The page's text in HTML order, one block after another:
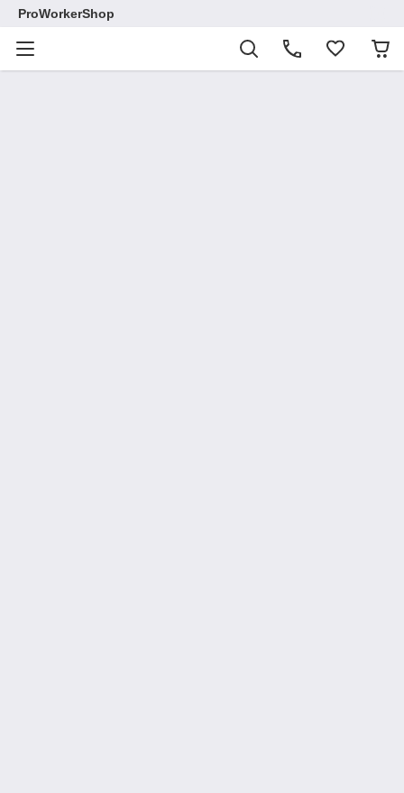
ProWorkerShop